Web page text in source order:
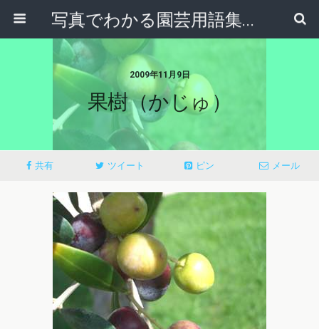
写真でわかる園芸用語集｜見て納得！かんたんガーデニング用語辞典
2009年11月9日
果樹（かじゅ）
共有 ツイート ピン メール